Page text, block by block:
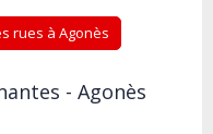
rues à Agonès
- Agonès